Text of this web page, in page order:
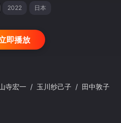
2022 日本
即播放
寺宏一 / 玉川纱己子 / 田中敦子